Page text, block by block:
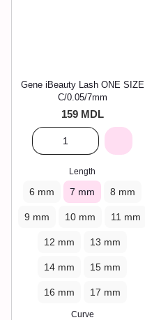
Gene iBeauty Lash ONE SIZE
C/0.05/7mm
159 MDL
Length
6 mm 7 mm 8 mm
9 mm 10 mm 11 mm
12 mm 13 mm
14 mm 15 mm
16 mm 17 mm
Curve